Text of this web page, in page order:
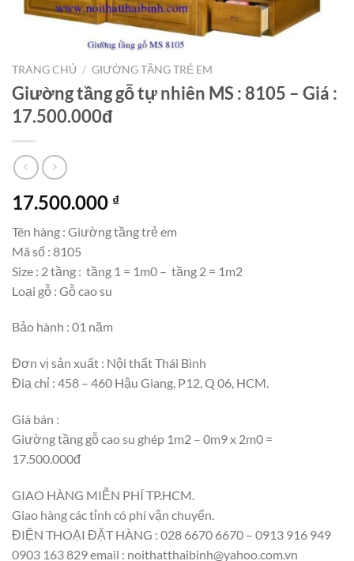
TRANG CHỦ / GIƯỜNG TẦNG TRẺ EM
Giường tầng gỗ tự nhiên MS : 8105 – Giá :
17.500.000đ
17.500.000 ₫
Tên hàng : Giường tầng trẻ em
Mã số : 8105
Size : 2 tầng : tầng 1 = 1m0 – tầng 2 = 1m2
Loại gỗ : Gỗ cao su
Bảo hành : 01 năm
Đơn vị sản xuất : Nội thất Thái Bình
Điạ chỉ : 458 – 460 Hậu Giang, P12, Q 06, HCM.
Giá bán :
Giường tầng gỗ cao su ghép 1m2 – 0m9 x 2m0 =
17.500.000đ
GIAO HÀNG MIỄN PHÍ TP.HCM.
Giao hàng các tỉnh có phí vận chuyển.
ĐIỆN THOẠI ĐẶT HÀNG : 028 6670 6670 – 0913 916 949
0903 163 829 email : noithatthaibinh@yahoo.com.vn